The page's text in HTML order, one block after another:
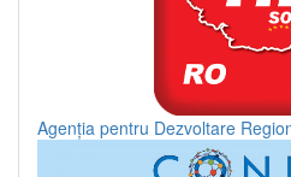
Agenția pentru Dezvoltare